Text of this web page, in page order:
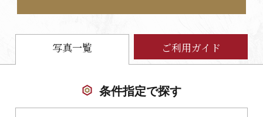
おみやげ イベント
アクセス
写真一覧 ご利用ガイド
条件指定で探す